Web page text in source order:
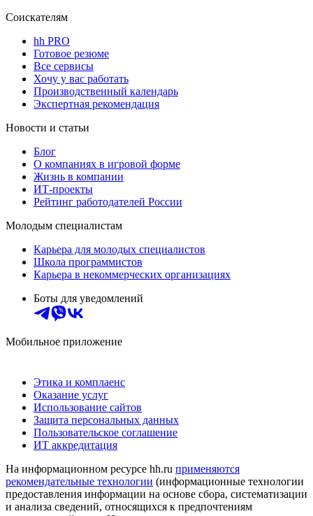
Соискателям
hh PRO
Готовое резюме
Все сервисы
Хочу у вас работать
Производственный календарь
Экспертная рекомендация
Новости и статьи
Блог
О компаниях в игровой форме
Жизнь в компании
ИТ-проекты
Рейтинг работодателей России
Молодым специалистам
Карьера для молодых специалистов
Школа программистов
Карьера в некоммерческих организациях
Боты для уведомлений
Мобильное приложение
Этика и комплаенс
Оказание услуг
Использование сайтов
Защита персональных данных
Пользовательское соглашение
ИТ аккредитация
На информационном ресурсе hh.ru применяются
рекомендательные технологии (информационные технологии
предоставления информации на основе сбора, систематизации
и анализа сведений, относящихся к предпочтениям